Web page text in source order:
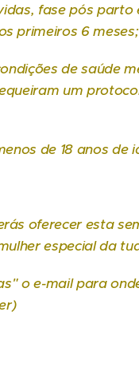
fase pós parto
primeiros 6 meses;
de saúde
um
de 18 anos de
oferecer esta
especial da
o e-mail para